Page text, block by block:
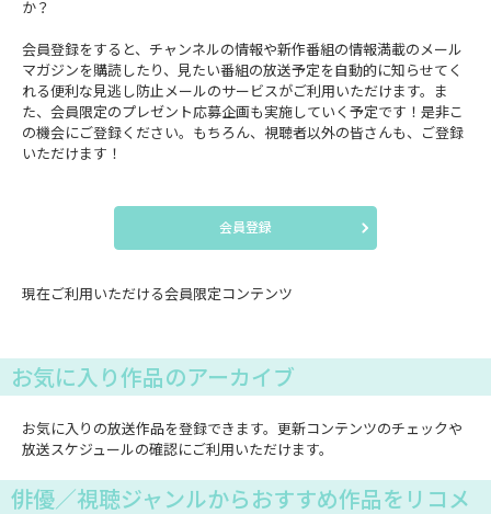
か？
会員登録をすると、チャンネルの情報や新作番組の情報満載のメール
マガジンを購読したり、見たい番組の放送予定を自動的に知らせてく
れる便利な見逃し防止メールのサービスがご利用いただけます。ま
た、会員限定のプレゼント応募企画も実施していく予定です！是非こ
の機会にご登録ください。もちろん、視聴者以外の皆さんも、ご登録
いただけます！
会員登録
現在ご利用いただける会員限定コンテンツ
お気に入り作品のアーカイブ
お気に入りの放送作品を登録できます。更新コンテンツのチェックや
放送スケジュールの確認にご利用いただけます。
俳優／視聴ジャンルからおすすめ作品をリコメ